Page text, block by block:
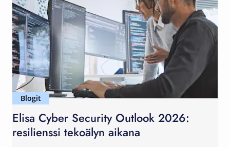
Blogit
Elisa Cyber Security Outlook 2026:
resilienssi tekoälyn aikana